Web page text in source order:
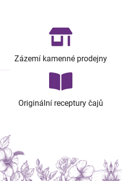
Zázemí kamenné prodejny
Originální receptury čajů